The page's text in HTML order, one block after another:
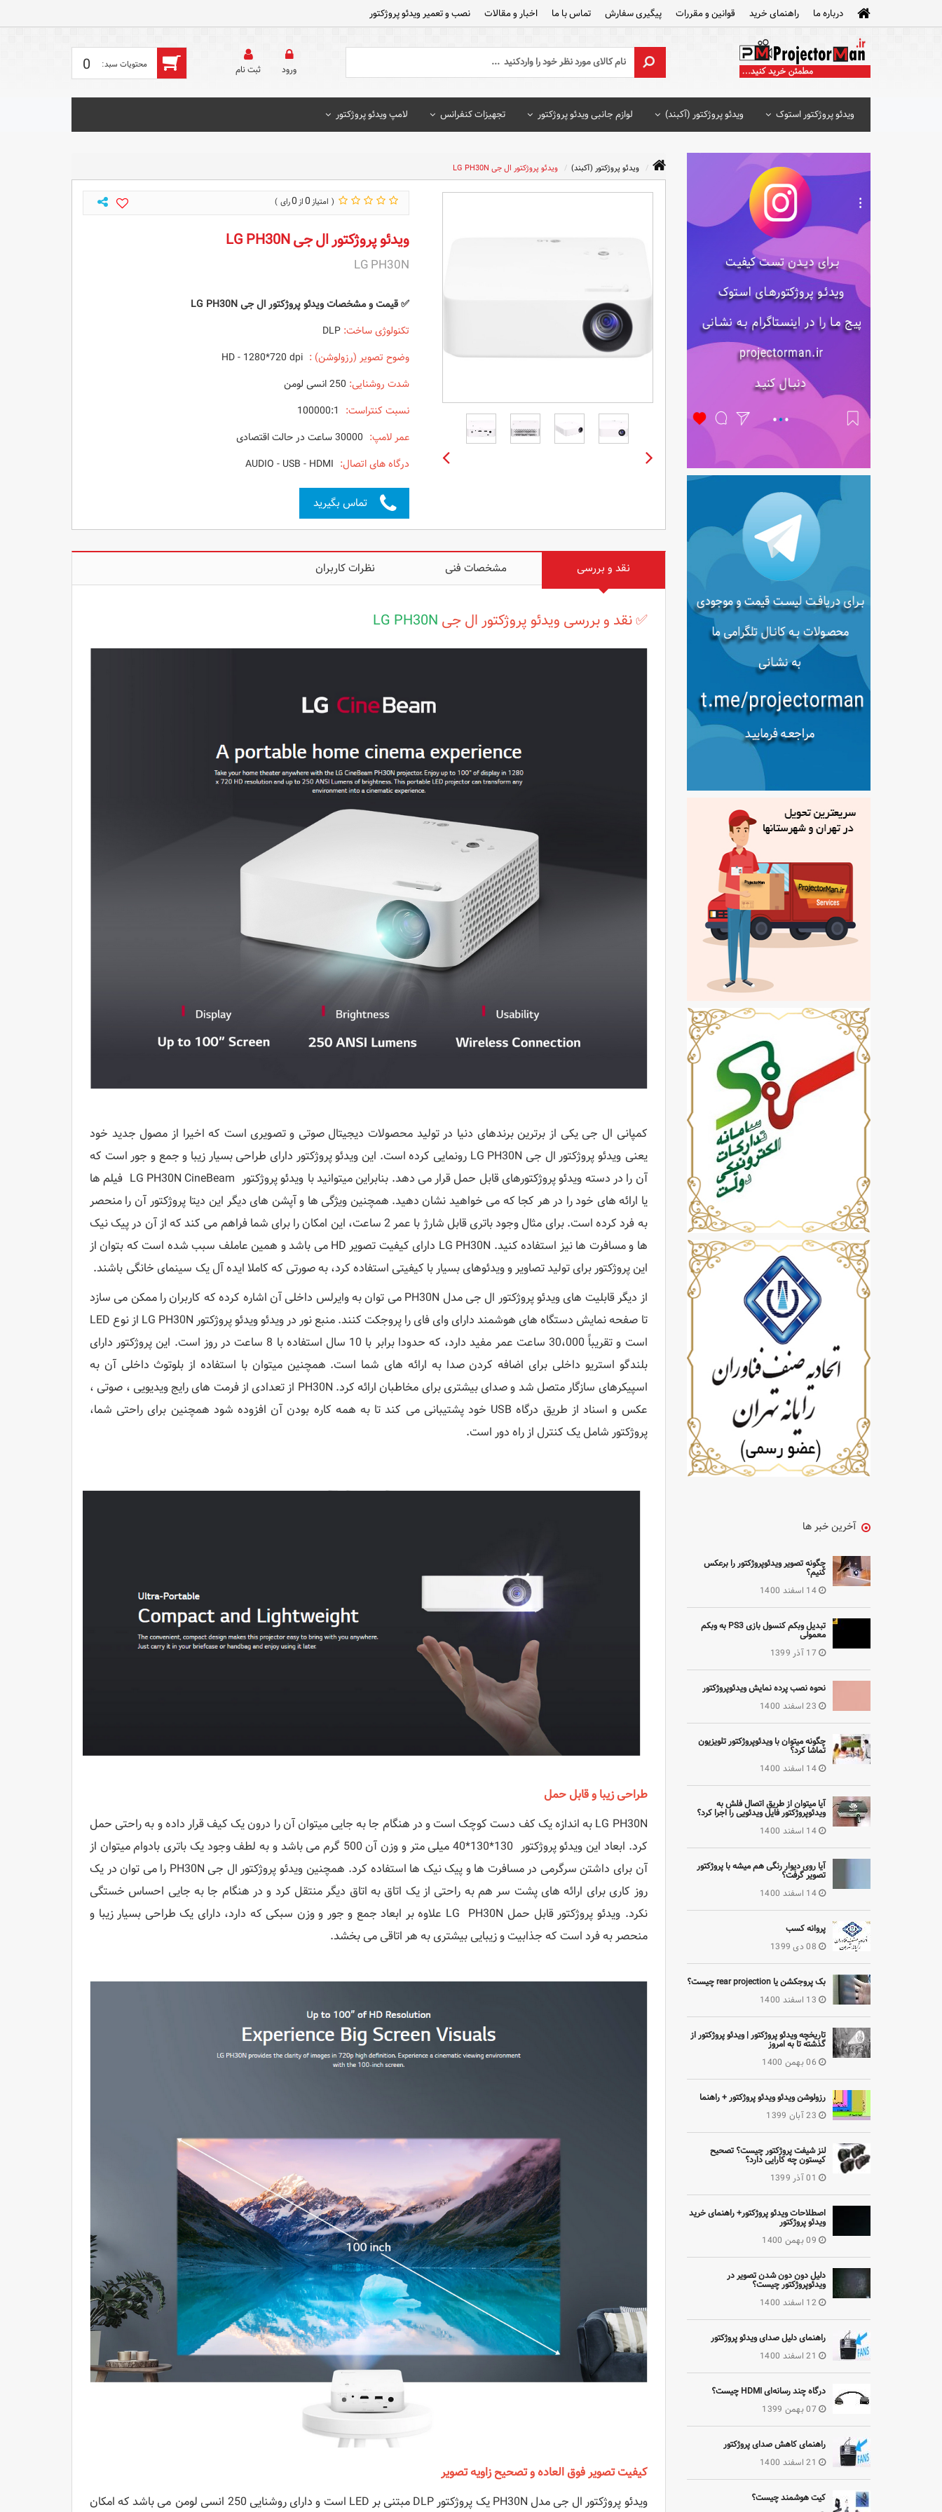
درباره ما راهنمای خرید قوانین و مقررات پیگیری سفارش تماس با ما اخبار و مقالات نصب و تعمیر ویدئو پروژکتور
0 ورود ثبت‌ نام
ویدئو پروژکتور استوک ویدئو پروژکتور (آکبند) لوازم جانبی ویدئو پروژکتور تجهیزات کنفرانس لامپ ویدئو پروژکتور
آخرین خبر ها
چگونه تصویر ویدئوپروژکتور را برعکس
کنیم؟
14 اسفند 1400
تبدیل وبکم کنسول بازی PS3 به وبکم
معمولی
17 آذر 1399
نحوه نصب پرده نمایش ویدئوپروژکتور
23 اسفند 1400
چگونه میتوان با ویدئوپروژکتور تلویزیون
تماشا کرد؟
14 اسفند 1400
آیا میتوان از طریق اتصال فلش به
ویدئوپروژکتور فایل ویدئویی را اجرا کرد؟
14 اسفند 1400
آیا روی دیوار رنگی هم میشه با پروژکتور
تصویر گرفت؟
14 اسفند 1400
پروانه کسب
08 دی 1399
بک پروجکشن یا rear projection چیست؟
13 اسفند 1400
تاریخچه ویدئو پروژکتور | ویدئو پروژکتور از
گذشته تا به امروز
06 بهمن 1400
رزولوشن ویدئو ویدئو پروژکتور + راهنما
23 آبان 1399
لنز شیفت پروژکتور چیست؟ تصحیح
کیستون چه کارایی دارد؟
01 آذر 1399
اصطلاحات ویدئو پروژکتور+ راهنمای خرید
ویدئو پروژکتور
09 بهمن 1400
دلیل دون دون شدن تصویر در
ویدئوپروژکتور چیست؟
12 اسفند 1400
راهنمای دلیل صدای ویدئو پروژکتور
21 اسفند 1400
درگاه چند رسانه‌ای HDMI چیست؟
07 بهمن 1399
راهنمای کاهش صدای پروژکتور
21 اسفند 1400
کیت هوشمند چیست؟
ویدئو پروژکتور (آکبند) ویدئو پروژکتور ال جی LG PH30N
0
0
ویدئو پروژکتور ال جی LG PH30N
LG PH30N
✅قیمت و مشخصاتویدئو پروژکتور ال جی LG PH30N
تکنولوژی ساخت: DLP
وضوح تصویر (رزولوشن) : HD - 1280*720 dpi
شدت روشنایی:
نسبت کنتراست:
عمر لامپ:
درگاه های اتصال:
تماس بگیرید
نقد و بررسی مشخصات فنی نظرات کاربران
✅ نقد و بررسی ویدئو پروژکتور ال جی LG PH30N
کمپانی ال جی یکی از برترین برندهای دنیا در تولید محصولات دیجیتال صوتی و تصویری است که اخیرا از مصول جدید خود
یعنی ویدئو پروژکتور ال جی LG PH30N رونمایی کرده است. این ویدئو پروژکتور دارای طراحی بسیار زیبا و جمع و جور است که
آن را در دسته ویدئو پروژکتورهای قابل حمل قرار می دهد. بنابراین میتوانید با ویدئو پروژکتور LG PH30N CineBeam فیلم ها
یا ارائه های خود را در هر کجا که می خواهید نشان دهید. همچنین ویژگی ها و آپشن های دیگر این دیتا پروژکتور آن را منحصر
به فرد کرده است. برای مثال وجود باتری قابل شارژ با عمر 2 ساعت، این امکان را برای شما فراهم می کند که از آن در پیک نیک
ها و مسافرت ها نیز استفاده کنید. LG PH30N دارای کیفیت تصویر HD می باشد و همین عاملف سبب شده است که بتوان از
این پروژکتور برای تولید تصاویر و ویدئوهای بسیار با کیفیتی استفاده کرد، به صورتی که کاملا ایده آل یک سینمای خانگی باشند.
از دیگر قابلیت های ویدئو پروژکتور ال جی مدل PH30N می توان به وایرلس داخلی آن اشاره کرده که کاربران را ممکن می سازد
تا صفحه نمایش دستگاه های هوشمند دارای وای فای را پروجکت کنند. منبع نور در ویدئو ویدئو پروژکتور LG PH30N از نوع LED
است و تقریباً 30،000 ساعت عمر مفید دارد، که حدودا برابر با 10 سال استفاده با 8 ساعت در روز است. این پروژکتور دارای
بلندگو استریو داخلی برای اضافه کردن صدا به ارائه های شما است. همچنین میتوان با استفاده از بلوتوث داخلی آن به
اسپیکرهای سازگار متصل شد و صدای بیشتری برای مخاطبان ارائه کرد. PH30N از تعدادی از فرمت های رایج ویدیویی ، صوتی ،
عکس و اسناد از طریق درگاه USB خود پشتیبانی می کند تا به همه کاره بودن آن افزوده شود همچنین برای راحتی شما،
پروژکتور شامل یک کنترل از راه دور است.
طراحی زیبا و قابل حمل
LG PH30N به اندازه یک کف دست کوچک است و در هنگام جا به جایی میتوان آن را درون یک کیف قرار داده و به راحتی حمل
کرد. ابعاد این ویدئو پروژکتور 130*130*40 میلی متر و وزن آن 500 گرم می باشد و به لطف وجود یک باتری بادوام میتوان از
آن برای داشتن سرگرمی در مسافرت ها و پیک نیک ها استفاده کرد. همچنین ویدئو پروژکتور ال جی PH30N را می توان در یک
روز کاری برای ارائه های پشت سر هم به راحتی از یک اتاق به اتاق دیگر منتقل کرد و در هنگام جا به جایی احساس خستگی
نکرد. ویدئو پروژکتور قابل حمل LG PH30N علاوه بر ابعاد جمع و جور و وزن سبکی که دارد، دارای یک طراحی بسیار زیبا و
منحصر به فرد است که جذابیت و زیبایی بیشتری به هر اتاقی می بخشد.
کیفیت تصویر فوق العاده وتصحیح زاویه تصویر
ویدئو پروژکتور ال جی مدل PH30N یک پروژکتور DLP مبتنی بر LED است و دارای روشنایی 250 انسی لومن می باشد که امکان